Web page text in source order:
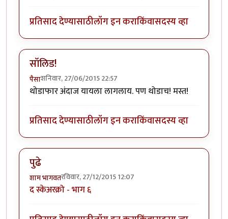
प्रतिसाद देण्यासाठीलॉग इन कराकिंवासदस्य व्हा
सॉलिड!
पैसाशनिवार, 27/06/2015 22:57
थोडाफार अंदाज यायला लागलाय. पण थोडाच! मस्त!
प्रतिसाद देण्यासाठीलॉग इन कराकिंवासदस्य व्हा
पुढे
शाम भागवतरविवार, 27/12/2015 12:07
द स्केअरक्रो - भाग ‍६